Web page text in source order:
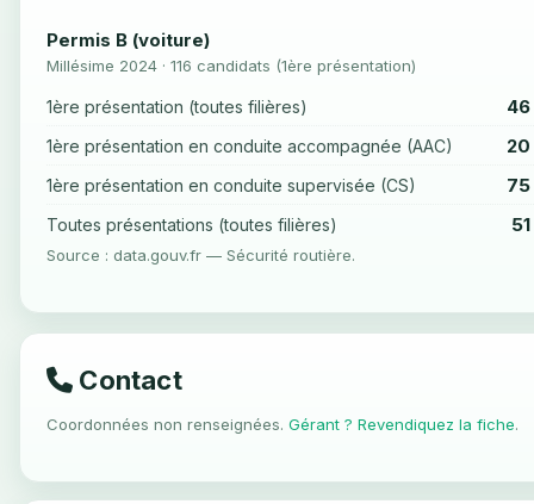
Permis B (voiture)
Millésime 2024 · 116 candidats (1ère présentation)
1ère présentation (toutes filières) 46
1ère présentation en conduite accompagnée (AAC) 20
1ère présentation en conduite supervisée (CS) 75
Toutes présentations (toutes filières)
Source : data.gouv.fr — Sécurité routière.
Contact
Coordonnées non renseignées. Gérant ? Revendiquez la fiche.